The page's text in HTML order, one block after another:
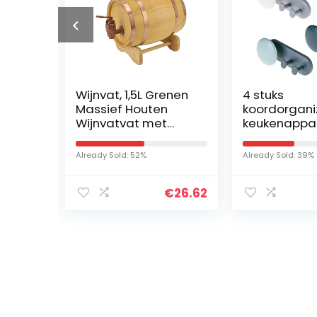
Wijnvat, 1,5L Grenen
Massief Houten
Wijnvatvat met
Aluminiumfolie
Voering, voor Het
Bewaren van Uw
Wijn, Bourbon,
Already Sold: 52%
€26.62
4 stuks
zelfklevende
opslag en
Already Sold: 39%